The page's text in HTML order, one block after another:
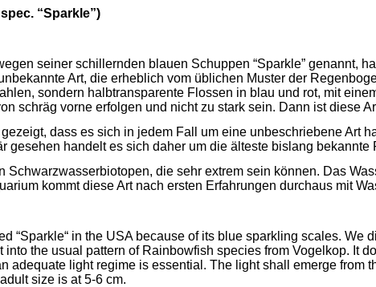
spec. “Sparkle”)
seiner schillernden blauen Schuppen “Sparkle” genannt,
Art, die erheblich vom üblichen Muster der
sondern halbtransparente Flossen in blau und rot, mit
schräg vorne erfolgen und nicht zu stark sein. Dann ist diese
dass es sich in jedem Fall um eine unbeschriebene Art
gesehen handelt es sich daher um die älteste bislang bekannte
Schwarzwasserbiotopen, die sehr extrem sein können. Das
kommt diese Art nach ersten Erfahrungen durchaus mit
“Sparkle“ in the USA because of its blue sparkling scales. We
into the usual pattern of Rainbowfish species from Vogelkop. It
adequate light regime is essential. The light shall emerge
size is at 5-6 cm.